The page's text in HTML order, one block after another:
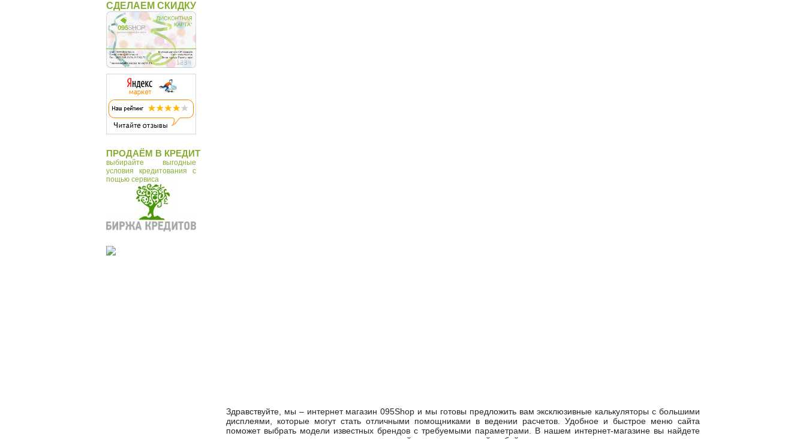
СДЕЛАЕМ СКИДКУ
ПРОДАЁМ В КРЕДИТ
выбирайте выгодные
условия кредитования с
пощью сервиса
Здравствуйте, мы – интернет магазин 095Shop и мы готовы предложить вам эксклюзивные калькуляторы с большими
дисплеями, которые могут стать отличными помощниками в ведении расчетов. Удобное и быстрое меню сайта
поможет выбрать модели известных брендов с требуемыми параметрами. В нашем интернет-магазине вы найдете